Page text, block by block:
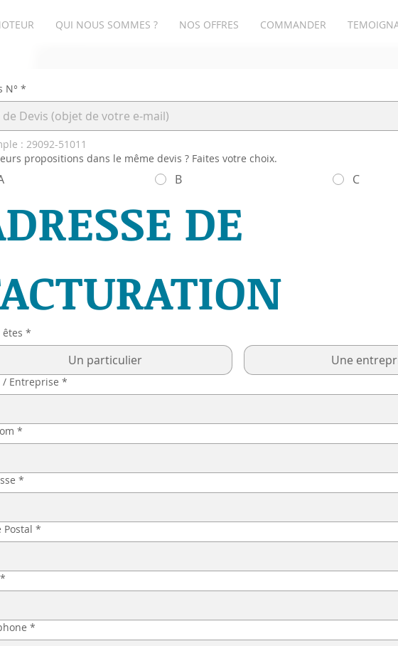
QUI NOUS SOMMES ? NOS OFFRES COMMANDER
N° *
: 29092-51011
propositions dans le même devis ? Faites votre choix.
B C
DE
êtes *
Un particulier Une
/ Entreprise *
*
*
Postal *
*
*